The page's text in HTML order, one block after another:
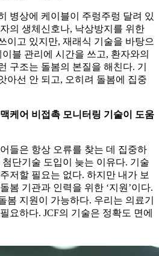
병상에 케이블이 주렁주렁 달려 있
의 생체신호나, 낙상방지를 위한
이고 있지만, 재래식 기술을 바탕으
블 관리에 시간을 쓰고, 환자와의
구조는 돌봄의 본질을 해친다. 기
아선 안 되고, 오히려 돌봄에 집중
케어 비접촉 모니터링 기술이 도움
들은 항상 오류를 찾는 데 집중하
단기술 도입이 늦는 이유다. 기술
저할 필요는 없다. 하지만 내가 보
봄 기관과 인력을 위한 ‘지원’이다.
봄 지원이 가능하다. 우리는 의료기
요하다. JCF의 기술은 정확도 면에